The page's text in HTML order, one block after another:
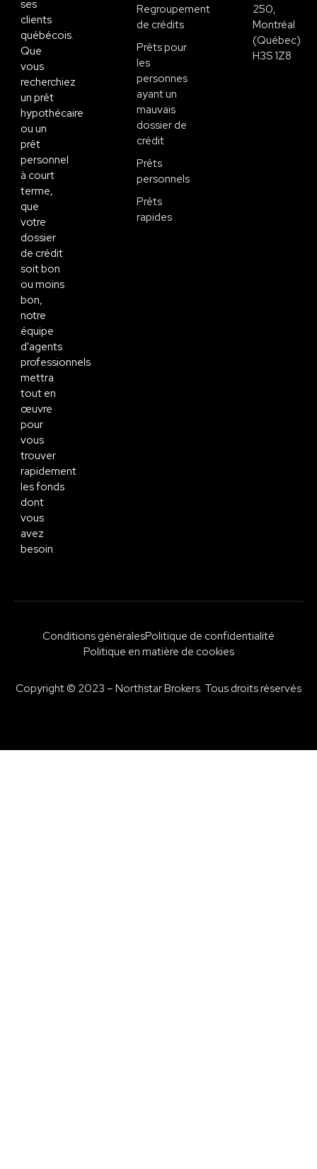
ses
clients
québécois.
Que
vous
recherchiez
un prêt
hypothécaire
ou un
prêt
personnel
à court
terme,
que
votre
dossier
de crédit
soit bon
ou moins
bon,
notre
équipe
d'agents
professionnels
mettra
tout en
œuvre
pour
vous
trouver
rapidement
les fonds
dont
vous
avez
besoin.
Regroupement
de crédits
Prêts pour
les
personnes
ayant un
mauvais
dossier de
crédit
Prêts
personnels
Prêts
rapides
250,
Montréal
(Québec)
H3S 1Z8
Copyright © 2023 – Northstar Brokers. Tous droits réservés
Conditions généralesPolitique de confidentialité
Politique en matière de cookies